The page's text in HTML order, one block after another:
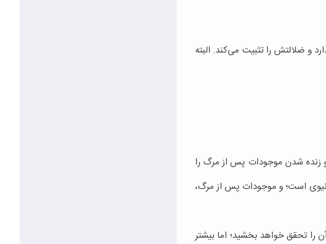
و ضلالتش را تثبیت می‌کند. البته
و زنده شدن موجودات پس از مرگ را
دنیوی است؛ و موجودات پس از مرگ،
را تحقق خواهد بخشید؛ اما بیشتر